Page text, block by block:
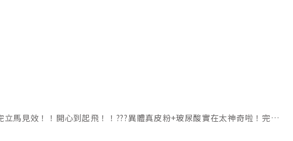
#消失的法令紋#神奇的填充物✨異體真皮粉+玻尿酸填充✨我終於鼓起勇氣去打異體真皮粉，處理困擾已久的法令紋了！！！打完立馬見效！！開心到起飛！！???️異體真皮粉+玻尿酸實在太神奇啦！完完全全拯救了我煩惱已久的法令紋，醫生手法超群，還幫我補了一點蘋果肌㊙️，當下有一種賺到的感覺(笑?)雖然說女人40一枝花?，但每天照鏡子都覺得44歲的我中下臉下垂的很厲害?，做過埋線拉提雖然效果不錯，但法令紋的凹陷還是填不起來…有時候拍照還要故意用手托著臉把法令紋遮住?問過幾個有醫美經驗的前輩，大多都是施打電音波或是打玻尿酸來維持。醫美水深啊！???惦惦我的荷包，地方媽媽上有老下有小，可用支出有限，爬文得知原來還有一種半永久的填充物在韓國非常風行，不用常常填補挨針又省預算的理想填充物”異體真皮粉”，立刻跟診所預約諮詢！異體真皮是許多歐美國家在治療燒燙傷患者時常用的敷料，經韓國醫療大廠研發出?異體真皮粉?用於各種醫美療程搭配，同時具備微整和手術的優點，施作簡單無恢復期，與人體相容性高，不需要擔心排斥風險，諮詢完當下立馬決定就是它了！(還送我贈品，哈)醫生說我的法令紋左邊比右邊深一點，會加強處理左邊的部分，施打前也說明由於凹陷地方填補起來，當下會比較腫，過幾天就會越來越自然♥️。施打過程中不會感到疼痛，醫師一直很溫柔的關心我的感受，其實我覺得比打肉毒還要不痛耶！整個過程大約不到10分鐘，打完鼻翼兩旁有一種脹脹﹅緊緊的感覺…迫不及待拿起手中的鏡子仔細端詳…挖塞！真的差超多的！許醫師果然是填充翹楚，技術超群！?術後只有兩個小小針孔，貼上人工皮，帶著診所給我的消腫藥開開心心的回家了。附上術前及術後第三晚比較圖~才隔兩天就感覺非常的自然，法令紋的位置整個大幅改善，臉頰也更澎潤，超滿意的?！跟之前埋線拉提比較起來，打異體真皮粉幾乎沒有恢復期，傷口也小，打完一切如常，同事還問我是不是變瘦了感覺臉變小了(微整就是這樣，周圍的人感覺你變了又說不上來是哪裡變了)與侵入性開刀手術價格高，恢復慢，傷口照顧不易，還有疤痕、假體填充物等擔憂，異體真皮粉真的CP值超高，除了法令紋之外還可以用於改善山根、隆鼻、私密處等等，真是好物啊✨！施打過程和效果都讓我超滿意，開心到起飛！